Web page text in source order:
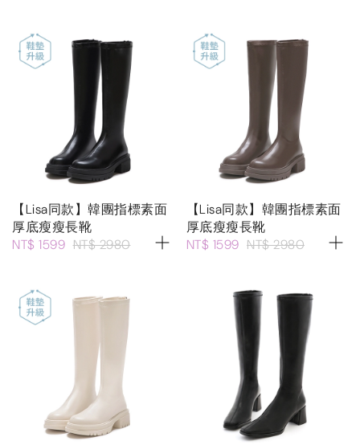
【Lisa同款】韓團指標素面
厚底瘦瘦長靴
NT$ 1599 NT$ 2980
【Lisa同款】韓團指標素面
厚底瘦瘦長靴
NT$ 1599 NT$ 2980